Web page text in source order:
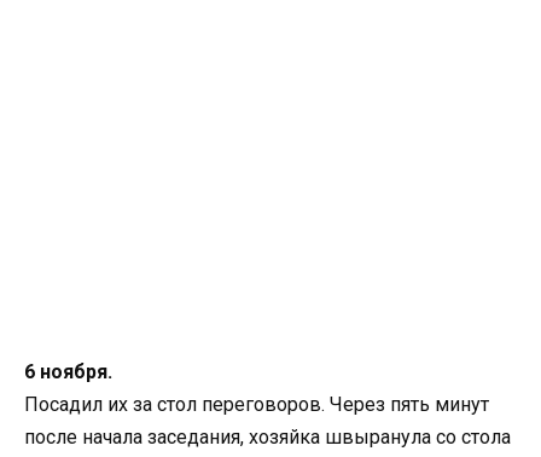
6 ноября.
Посадил их за стол переговоров. Через пять минут
после начала заседания, хозяйка швыранула со стола